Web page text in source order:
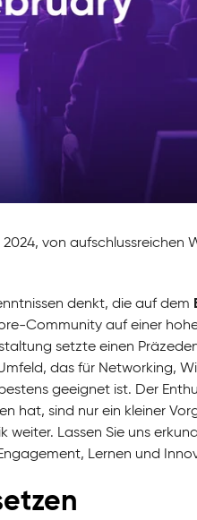
von aufschlussreichen
denkt, die auf dem
Community auf einer
setzte einen
das für Networking,
geeignet ist. Der
hat, sind nur ein kleiner
Lassen Sie uns
Lernen und